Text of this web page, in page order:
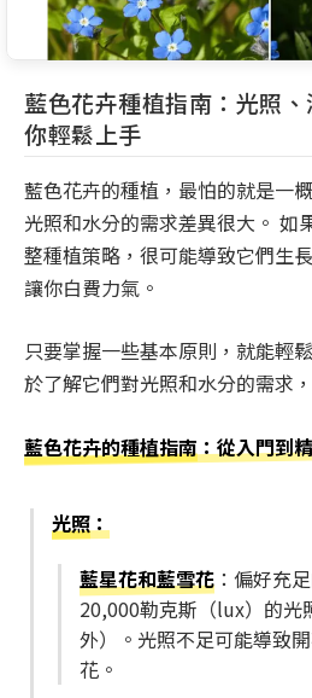
藍色花卉種植指南：光照
你輕鬆上手
藍色花卉的種植，最怕的就是一
光照和水分的需求差異很大。 如
整種植策略，很可能導致它們生
讓你白費力氣。
只要掌握一些基本原則，就能輕
於了解它們對光照和水分的需求
藍色花卉的種植指南：從入門到
光照：
藍星花和藍雪花 ：偏好充
20,000勒克斯（lux）的光
外）。光照不足可能導致
花。